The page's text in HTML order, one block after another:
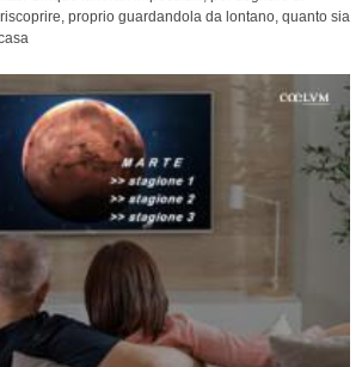
proprio guardandola da lontano, quanto sia